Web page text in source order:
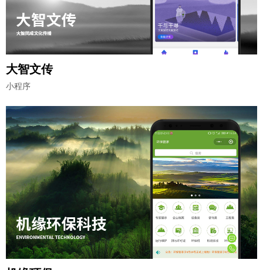
大智文传
小程序